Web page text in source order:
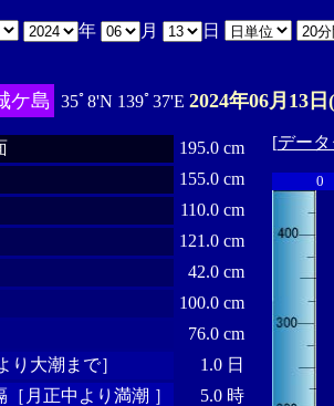
年 月 日
ケ島 35ﾟ8'N 139ﾟ37'E 2024年06月13
195.0 cm
155.0 cm
110.0 cm
121.0 cm
42.0 cm
100.0 cm
76.0 cm
り大潮まで］
1.0 日
月正中より満潮 ］
5.0 時
[デー
0